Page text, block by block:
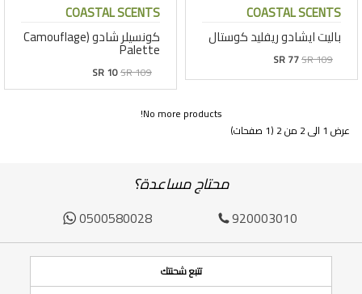
COASTAL SCENTS
باليت ايشادو ريفليد كوستال
SR 77SR 109
COASTAL SCENTS
كونسيلر شادو (Camouflage
Palette
SR 10SR 109
No more products!
عرض 1 الى 2 من 2 (1 صفحات)
محتاج مساعدة؟
920003010
0500580028
تتبع شحنتك